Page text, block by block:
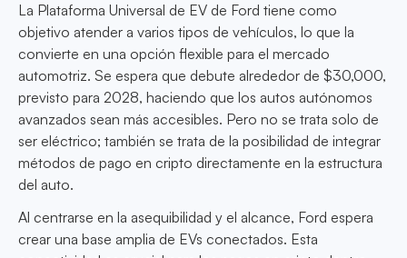
La Plataforma Universal de EV de Ford tiene como
objetivo atender a varios tipos de vehículos, lo que la
convierte en una opción flexible para el mercado
automotriz. Se espera que debute alrededor de $30,000,
previsto para 2028, haciendo que los autos autónomos
avanzados sean más accesibles. Pero no se trata solo de
ser eléctrico; también se trata de la posibilidad de integrar
métodos de pago en cripto directamente en la estructura
del auto.
Al centrarse en la asequibilidad y el alcance, Ford espera
crear una base amplia de EVs conectados. Esta